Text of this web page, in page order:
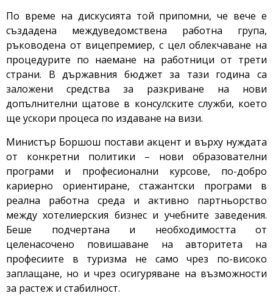
По време на дискусията той припомни, че вече е
създадена междуведомствена работна група,
ръководена от вицепремиер, с цел облекчаване на
процедурите по наемане на работници от трети
страни. В държавния бюджет за тази година са
заложени средства за разкриване на нови
допълнителни щатове в консулските служби, което
ще ускори процеса по издаване на визи.
Министър Боршош постави акцент и върху нуждата
от конкретни политики – нови образователни
програми и професионални курсове, по-добро
кариерно ориентиране, стажантски програми в
реална работна среда и активно партньорство
между хотелиерския бизнес и учебните заведения.
Беше подчертана и необходимостта от
целенасочено повишаване на авторитета на
професиите в туризма не само чрез по-високо
заплащане, но и чрез осигуряване на възможности
за растеж и стабилност.